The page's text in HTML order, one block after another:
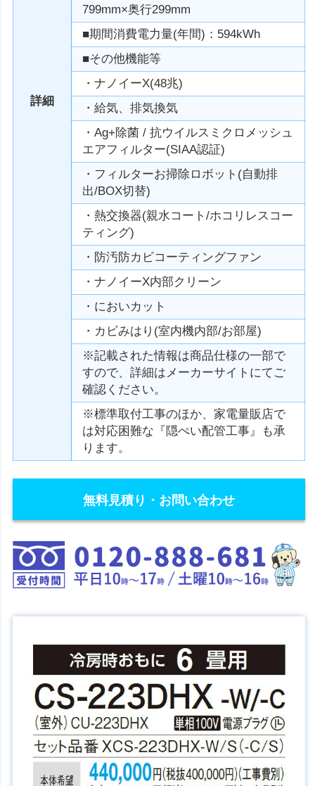
詳細
799mm×奥行299mm
■期間消費電力量(年間)：594kWh
■その他機能等
・ナノイーX(48兆)
・給気、排気換気
・Ag+除菌 / 抗ウイルスミクロメッシュ
エアフィルター(SIAA認証)
・フィルターお掃除ロボット(自動排
出/BOX切替)
・熱交換器(親水コート/ホコリレスコー
ティング)
・防汚防カビコーティングファン
・ナノイーX内部クリーン
・においカット
・カビみはり(室内機内部/お部屋)
※記載された情報は商品仕様の一部で
すので、詳細はメーカーサイトにてご
確認ください。
※標準取付工事のほか、家電量販店で
は対応困難な『隠ぺい配管工事』も承
ります。
無料見積り・お問い合わせ